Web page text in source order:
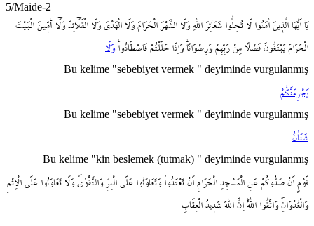
5/Maide-2
يَٓا اَيُّهَا الَّذ۪ينَ اٰمَنُوا لَا تُحِلُّوا شَعَٓائِرَ اللّٰهِ وَلَا الشَّهْرَ الْحَرَامَ وَلَا الْهَدْيَ وَلَا الْقَلَٓائِدَ وَلَٓا آٰمّ۪ينَ الْبَيْتَ
الْحَرَامَ يَبْتَغُونَ فَضْلاً مِنْ رَبِّهِمْ وَرِضْوَاناًۜ وَاِذَا حَلَلْتُمْ فَاصْطَادُواۜ وَلَا
Bu kelime "sebebiyet vermek " deyiminde vurgulanmış
يَجْرِمَنَّكُمْ
Bu kelime "sebebiyet vermek " deyiminde vurgulanmış
شَنَاٰنُ
Bu kelime "kin beslemek (tutmak) " deyiminde vurgulanmış
قَوْمٍ اَنْ صَدُّوكُمْ عَنِ الْمَسْجِدِ الْحَرَامِ اَنْ تَعْتَدُواۢ وَتَعَاوَنُوا عَلَى الْبِرِّ وَالتَّقْوٰىۖ وَلَا تَعَاوَنُوا عَلَى
الْاِثْمِ
وَالْعُدْوَانِۖ وَاتَّقُوا اللّٰهَۜ اِنَّ اللّٰهَ شَد۪يدُ الْعِقَابِ